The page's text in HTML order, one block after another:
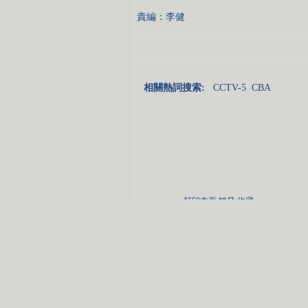
責編：李健
相關熱詞搜索: CCTV-5 CBA
打印本頁 轉發 收藏